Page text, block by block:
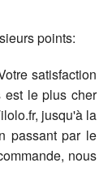
points:
satisfaction
est le plus cher
jusqu'à la
passant par le
nous